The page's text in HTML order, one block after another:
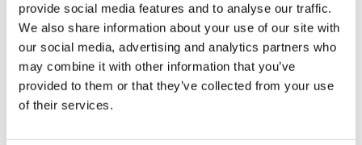
provide social media features and to analyse our traffic.
We also share information about your use of our site with
our social media, advertising and analytics partners who
may combine it with other information that you’ve
provided to them or that they’ve collected from your use
of their services.